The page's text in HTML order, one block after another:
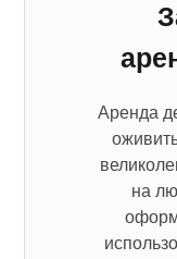
Аренда
на